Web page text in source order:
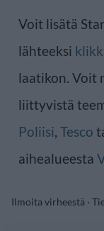
Voit lisätä
lähteeksi
laatikon. Voit
liittyvistä
Poliisi, Tesco
aihealueesta
Ilmoita virheestä ·